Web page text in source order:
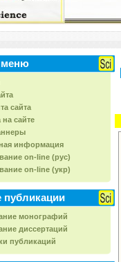
Движущие
длительно
меню
сайта
сайте
информация
on-line (рус)
on-line (укр)
публикации
монографий
диссертаций
публикаций